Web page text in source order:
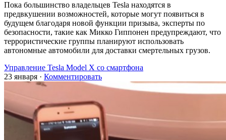
Пока большинство владельцев Tesla находятся в
предвкушении возможностей, которые могут появиться в
будущем благодаря новой функции призыва, эксперты по
безопасности, такие как Микко Гиппонен предупреждают, что
террористические группы планируют использовать
автономные автомобили для доставки смертельных грузов.
Управление Tesla Model X со смартфона
23 января · Комментировать